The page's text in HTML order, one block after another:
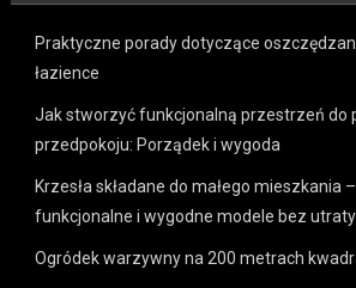
Praktyczne porady dotyczące
łazience
Jak stworzyć funkcjonalną przestrzeń do
przedpokoju: Porządek i wygoda
Krzesła składane do małego mieszkania
funkcjonalne i wygodne modele bez
Ogródek warzywny na 200 metrach